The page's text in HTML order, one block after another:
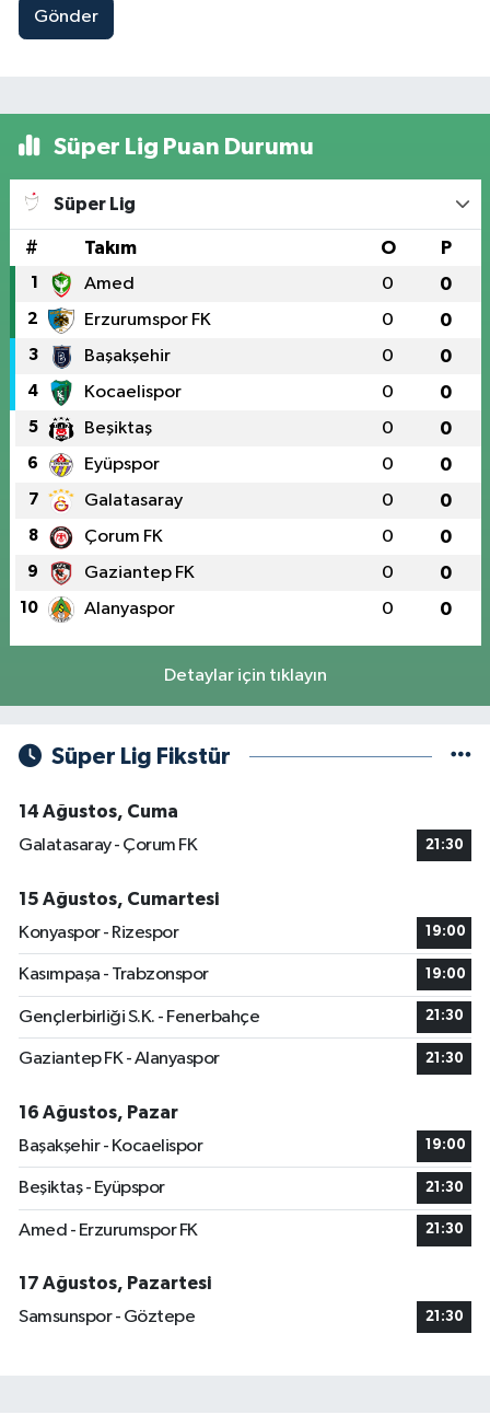
Gönder
Süper Lig Puan Durumu
Süper Lig
# Takım O P
1 Amed 0 0
2 Erzurumspor FK 0 0
3 Başakşehir 0 0
4 Kocaelispor 0 0
5 Beşiktaş 0 0
6 Eyüpspor 0 0
7 Galatasaray 0 0
8 Çorum FK 0 0
9 Gaziantep FK 0 0
10 Alanyaspor 0 0
Detaylar için tıklayın
Süper Lig Fikstür
14 Ağustos, Cuma
Galatasaray - Çorum FK
21:30
15 Ağustos, Cumartesi
Konyaspor - Rizespor
19:00
Kasımpaşa - Trabzonspor 19:00
Gençlerbirliği S.K. - Fenerbahçe 21:30
Gaziantep FK - Alanyaspor 21:30
16 Ağustos, Pazar
Başakşehir - Kocaelispor
19:00
Beşiktaş - Eyüpspor 21:30
Amed - Erzurumspor FK 21:30
17 Ağustos, Pazartesi
Samsunspor - Göztepe
21:30